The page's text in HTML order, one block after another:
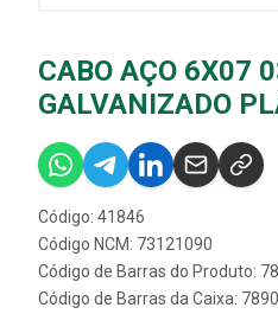
CABO AÇO 6X07
GALVANIZADO
Código: 41846
Código NCM: 73121090
Código de Barras do Produto:
Código de Barras da Caixa: